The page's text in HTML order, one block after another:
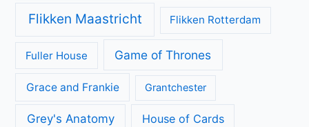
Flikken Maastricht Flikken Rotterdam
Fuller House Game of Thrones
Grace and Frankie Grantchester
Grey's Anatomy House of Cards